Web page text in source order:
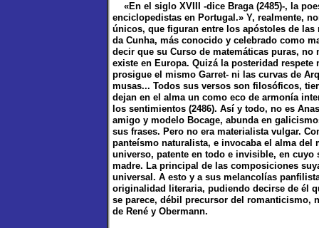
«En el siglo XVIII -dice Braga (2485)-, la
enciclopedistas en Portugal.» Y, realmente,
únicos, que figuran entre los apóstoles de
da Cunha, más conocido y celebrado como
decir que su Curso de matemáticas puras,
existe en Europa. Quizá la posteridad
prosigue el mismo Garret- ni las curvas de
musas... Todos sus versos son filosóficos,
dejan en el alma un como eco de armonía
los sentimientos (2486). Así y todo, no es
amigo y modelo Bocage, abunda en
sus frases. Pero no era materialista vulgar.
panteísmo naturalista, e invocaba el alma
universo, patente en todo e invisible, en
madre. La principal de las composiciones
universal. A esto y a sus melancolías
originalidad literaria, pudiendo decirse de él
se parece, débil precursor del
de René y Obermann.